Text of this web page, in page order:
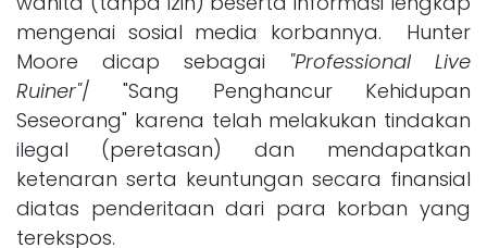
mengenai sosial media korbannya. Hunter
Moore dicap sebagai "Professional Live
Ruiner"/ "Sang Penghancur Kehidupan
Seseorang" karena telah melakukan tindakan
ilegal (peretasan) dan mendapatkan
ketenaran serta keuntungan secara finansial
diatas penderitaan dari para korban yang
terekspos.